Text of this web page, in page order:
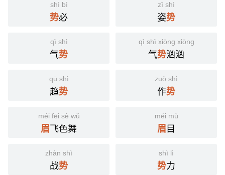
shì bì
势必
zī shì
姿势
qì shì
气势
qì shì xiōng xiōng
气势汹汹
qū shì
趋势
zuò shì
作势
méi fēi sè wǔ
眉飞色舞
méi mù
眉目
zhàn shì
战势
shì lì
势力